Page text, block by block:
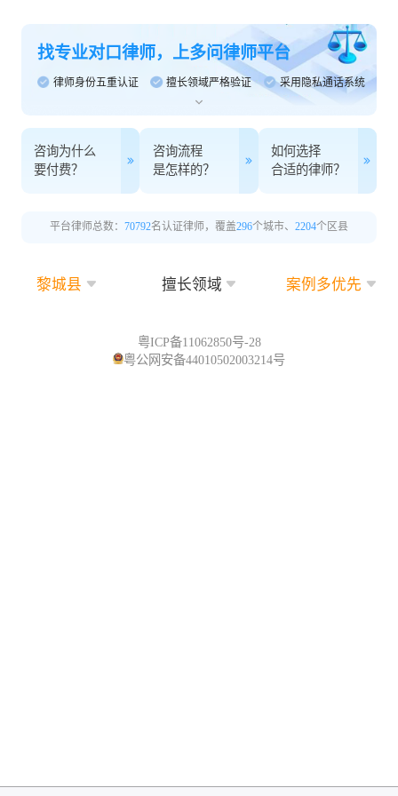
找专业对口律师，上多问律师平台
律师身份五重认证 擅长领域严格验证 采用隐私通话系统
咨询为什么
要付费？
咨询流程
是怎样的？
如何选择
合适的律师？
平台律师总数： 70792名认证律师，覆盖296个城市、 2204个区县
黎城县 擅长领域 案例多优先
粤ICP备11062850号-28
粤公网安备44010502003214号